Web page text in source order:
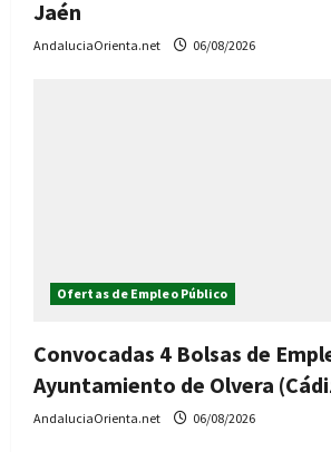
Jaén
AndaluciaOrienta.net 06/08/2026
Ofertas de Empleo Público
Convocadas 4 Bolsas de
Ayuntamiento de Olvera
AndaluciaOrienta.net 06/08/2026